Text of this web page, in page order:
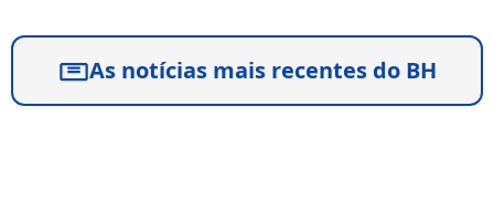
As notícias mais recentes do BH